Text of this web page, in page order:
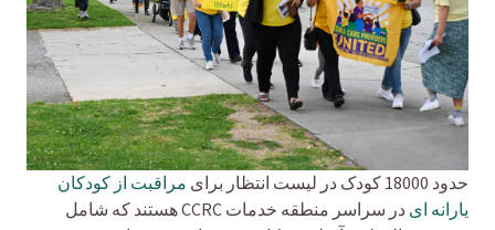
حدود 18000 کودک در لیست انتظار برای
مراقبت از کودکان
یارانه ای
در سراسر منطقه خدمات CCRC هستند که شامل